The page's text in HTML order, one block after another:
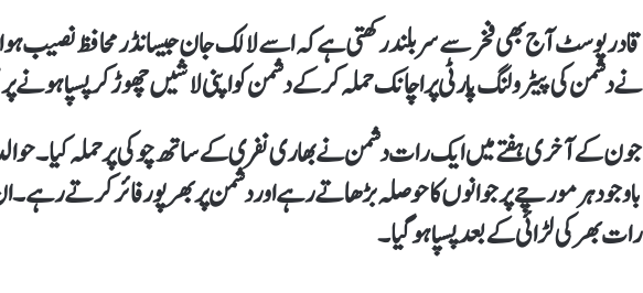
نے دشمن کی پیٹرولنگ پارٹی پر اچانک حملہ کر کے دشمن کو اپنی لاشیں چھوڑ کر پسپا ہونے پر
جون کے آخری ہفتے میں ایک رات دشمن نے بھاری نفری کے ساتھ چوکی پر حملہ کیا۔
باوجود ہر مورچے پر جوانوں کا حوصلہ بڑھاتے رہے اور دشمن پر بھرپور فائر کرتے رہے۔
رات بھر کی لڑائی کے بعد پسپا ہو گیا۔